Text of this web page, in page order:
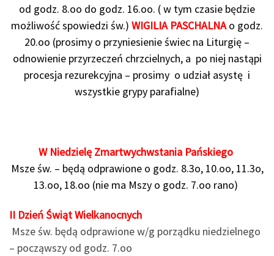
od godz. 8.oo do godz. 16.oo. ( w tym czasie będzie
możliwość spowiedzi św.) WIGILIA PASCHALNAo godz.
20.oo (prosimy o przyniesienie świec na Liturgię –
odnowienie przyrzeczeń chrzcielnych, a po niej nastąpi
procesja rezurekcyjna – prosimy o udział asystę i
wszystkie grypy parafialne)
W Niedzielę Zmartwychwstania Pańskiego
Msze św. – będą odprawione o godz. 8.3o, 10.oo, 11.3o,
13.oo, 18.oo (nie ma Mszy o godz. 7.oo rano)
II Dzień Świąt Wielkanocnych
Msze św. będą odprawione w/g porządku niedzielnego
– począwszy od godz. 7.oo